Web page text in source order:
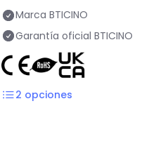
Marca BTICINO
Garantía oficial BTICINO
2 opciones